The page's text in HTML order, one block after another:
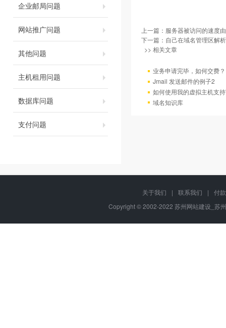
企业邮局问题
网站推广问题
其他问题
主机租用问题
数据库问题
支付问题
上一篇： 服务器被访问的速度
下一篇： 自己在域名管理区解
>> 相关文章
业务申请完毕，如何交费？
Jmail 发送邮件的例子2
如何使用我的虚拟主机支
域名知识库
关于我们 | 联系我们 |
付
Copyright © 2002-2022 苏州网站建设_